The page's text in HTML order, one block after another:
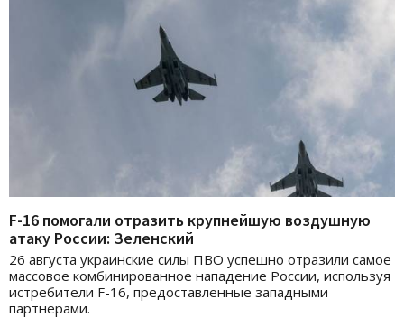
F-16 помогали отразить крупнейшую воздушную
атаку России: Зеленский
26 августа украинские силы ПВО успешно отразили самое
массовое комбинированное нападение России, используя
истребители F-16, предоставленные западными
партнерами.